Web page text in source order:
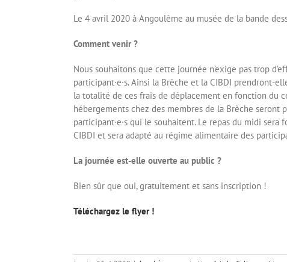
Le 4 avril 2020 à Angoulême au musée de la bande
Comment venir ?
Nous souhaitons que cette journée n’exige pas trop
participant·e·s. Ainsi la Brèche et la CIBDI prendront-
la totalité de ces frais de déplacement en fonction du
hébergements chez des membres de la Brèche seront
participant·e·s qui le souhaitent. Le repas du midi sera
CIBDI et sera adapté au régime alimentaire des
La journée est-elle ouverte au public ?
Bien sûr que oui, gratuitement et sans inscription !
Téléchargez le flyer !